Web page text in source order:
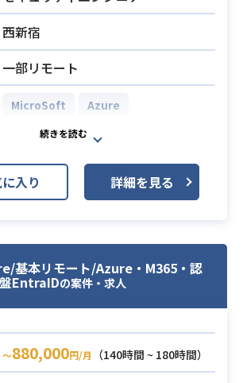
のインタラクション実装
└ jQueryに依存せず、AjaxやDOM
操作、UI実装を行うことができる
②HTML、CSSについて標準的な設
計/実装スキル
ィング知識
を他者のサポートなく扱える
└ SMACSS／OOCSS／BEMを理解
④他者のサポートなしでタスクラン
西新宿
一部リモート
MicroSoft Azure
・Microsoft 365 環境のセキュリティ
と運用強化を目的に、
Defender for Endpoint、Exchang
ew 等を活用した構築・運用業務をご
担当いただきます。
・セキュリティポリシーの設計・実
装や、PowerShell による自動化、イ
カバーいただきます。
【作業内容】
入り 詳細を見る
基本リモート/Azure・M365・認
EntraIDの案件・求人
〜880,000円/月
（140時間 ~ 180時間）